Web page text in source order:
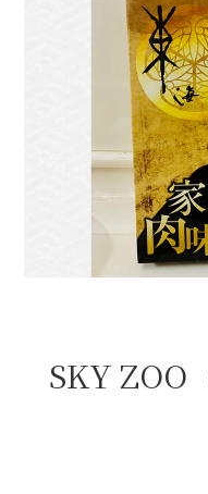
豊臣秀吉と名
秀吉関連 史跡 一
秀吉グルメ・土産
秀吉功路
SKY ZOO